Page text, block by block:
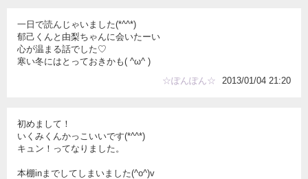
一日で読んじゃいました(*^^*)
郁己くんと由梨ちゃんに会いたーい
心が温まる話でした♡
寒い冬にはとっておきかも( ^ω^ )
☆ぽんぽん☆
2013/01/04 21:20
初めまして！
いくみくんかっこいいです(*^^*)
キュン！ってなりました。
本棚inまでしてしまいました(^o^)v